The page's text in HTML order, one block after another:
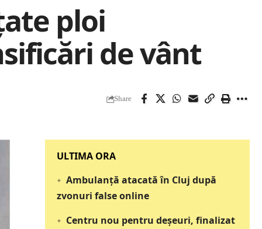
ploi
de vânt
Share
‎‎‎‎‎‎‎ULTIMA ORA
Ambulanță atacată în Cluj după
zvonuri false online
Centru nou pentru deșeuri, finalizat